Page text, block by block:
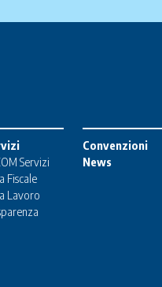
Servizi
Fiscale
Lavoro
Convenzioni
News